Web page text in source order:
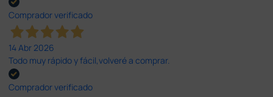
Comprador verificado
14 Abr 2026
Todo muy rápido y fácil,volveré a comprar.
Comprador verificado